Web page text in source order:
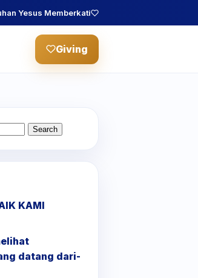
Yesus Memberkati
Giving
KAMI
datang dari-